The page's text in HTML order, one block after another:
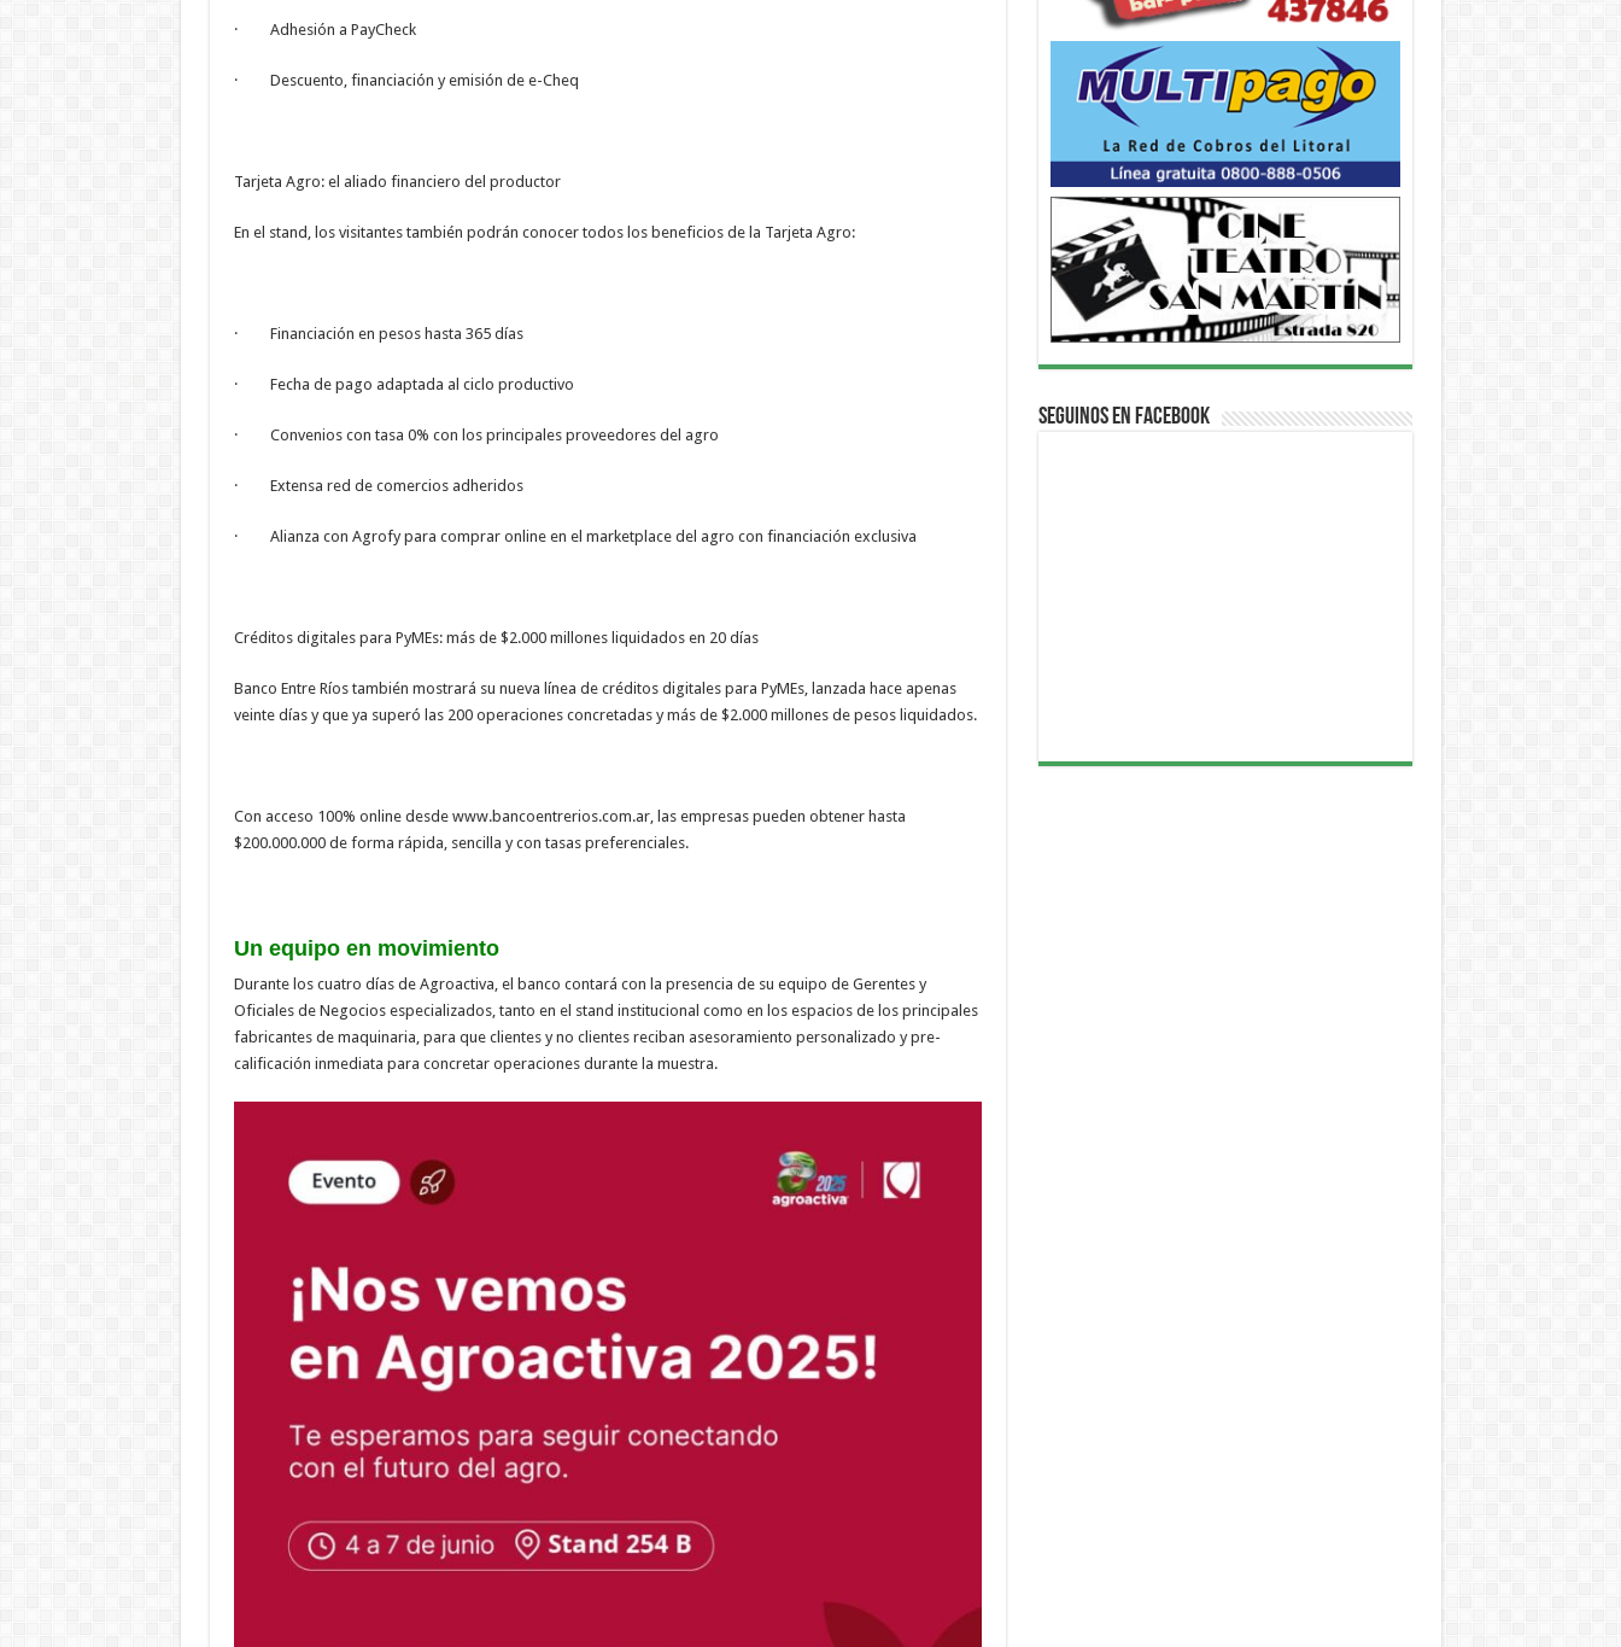
· Adhesión a PayCheck
· Descuento, financiación y emisión de e-Cheq
Tarjeta Agro: el aliado financiero del productor
En el stand, los visitantes también podrán conocer todos los beneficios de la Tarjeta Agro:
· Financiación en pesos hasta 365 días
· Fecha de pago adaptada al ciclo productivo
· Convenios con tasa 0% con los principales proveedores del agro
· Extensa red de comercios adheridos
· Alianza con Agrofy para comprar online en el marketplace del agro con financiación exclusiva
Créditos digitales para PyMEs: más de $2.000 millones liquidados en 20 días
Banco Entre Ríos también mostrará su nueva línea de créditos digitales para PyMEs, lanzada hace apenas
veinte días y que ya superó las 200 operaciones concretadas y más de $2.000 millones de pesos liquidados.
Con acceso 100% online desde www.bancoentrerios.com.ar, las empresas pueden obtener hasta
$200.000.000 de forma rápida, sencilla y con tasas preferenciales.
Un equipo en movimiento
Durante los cuatro días de Agroactiva, el banco contará con la presencia de su equipo de Gerentes y
Oficiales de Negocios especializados, tanto en el stand institucional como en los espacios de los principales
fabricantes de maquinaria, para que clientes y no clientes reciban asesoramiento personalizado y pre-
calificación inmediata para concretar operaciones durante la muestra.
Seguinos en Facebook